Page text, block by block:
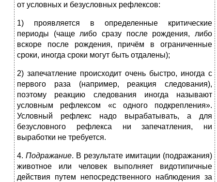
от условных и безусловных рефлексов:
1) проявляется в определенные критические
периоды (чаще либо сразу после рождения, либо
вскоре после рождения, причём в ограниченные
сроки, иногда сроки могут быть отдалены);
2) запечатление происходит очень быстро, иногда с
первого раза (например, реакция следования),
поэтому реакцию следования иногда называют
условным рефлексом «с одного подкрепления».
Условный рефлекс надо вырабатывать, а для
безусловного рефлекса ни запечатления, ни
выработки не требуется.
4. Подражание. В результате имитации (подражания)
животное или человек выполняет видотипичные
действия путем непосредственного наблюдения за